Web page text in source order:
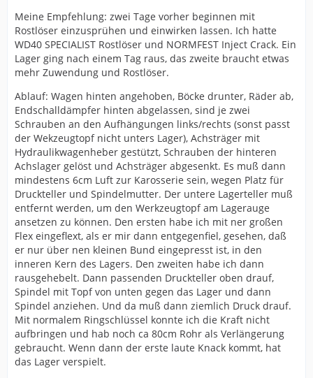
Meine Empfehlung: zwei Tage vorher beginnen mit
Rostlöser einzusprühen und einwirken lassen. Ich hatte
WD40 SPECIALIST Rostlöser und NORMFEST Inject Crack. Ein
Lager ging nach einem Tag raus, das zweite braucht etwas
mehr Zuwendung und Rostlöser.
Ablauf: Wagen hinten angehoben, Böcke drunter, Räder ab,
Endschalldämpfer hinten abgelassen, sind je zwei
Schrauben an den Aufhängungen links/rechts (sonst passt
der Wekzeugtopf nicht unters Lager), Achsträger mit
Hydraulikwagenheber gestützt, Schrauben der hinteren
Achslager gelöst und Achsträger abgesenkt. Es muß dann
mindestens 6cm Luft zur Karosserie sein, wegen Platz für
Druckteller und Spindelmutter. Der untere Lagerteller muß
entfernt werden, um den Werkzeugtopf am Lagerauge
ansetzen zu können. Den ersten habe ich mit ner großen
Flex eingeflext, als er mir dann entgegenfiel, gesehen, daß
er nur über nen kleinen Bund eingepresst ist, in den
inneren Kern des Lagers. Den zweiten habe ich dann
rausgehebelt. Dann passenden Druckteller oben drauf,
Spindel mit Topf von unten gegen das Lager und dann
Spindel anziehen. Und da muß dann ziemlich Druck drauf.
Mit normalem Ringschlüssel konnte ich die Kraft nicht
aufbringen und hab noch ca 80cm Rohr als Verlängerung
gebraucht. Wenn dann der erste laute Knack kommt, hat
das Lager verspielt.